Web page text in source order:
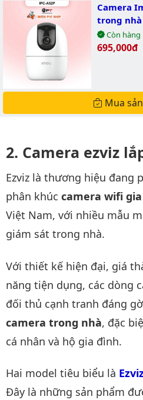
Camera
trong
Còn hàng
Giá bán:
695,000đ
Mua
Camera ezviz
Ezviz là thương hiệu đang
phân khúc camera wifi
Việt Nam, với nhiều mẫu
giám sát trong nhà.
Với thiết kế hiện đại, giá
năng tiện dụng, các dòng
đối thủ cạnh tranh đáng
camera trong nhà, đặc
cá nhân và hộ gia đình.
Hai model tiêu biểu là
Đây là những sản phẩm